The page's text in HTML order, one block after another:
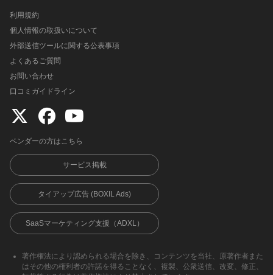
利用規約
個人情報の取扱いについて
外部送信ツールに関する公表事項
よくあるご質問
お問い合わせ
口コミガイドライン
ベンダーの方はこちら
サービス掲載
タイアップ広告 (BOXIL Ads)
SaaSマーケティング支援（ADXL）
著作権法により認められる場合を除き、コンテンツを当社、原著作者また
はその他の権利者の許諾を得ることなく、複製、公衆送信、改変、修正、